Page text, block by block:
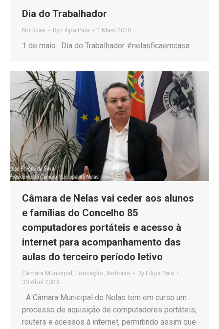
Dia do Trabalhador
Notícias By Filipa Pais 1 Maio 2020
1 de maio . Dia do Trabalhador #nelasficaemcasa
Câmara de Nelas vai ceder aos alunos
e famílias do Concelho 85
computadores portáteis e acesso à
internet para acompanhamento das
aulas do terceiro período letivo
Câmara Municipal Educação Notícias By Filipa Pais
30 Abril 2020
A Câmara Municipal de Nelas tem em curso um
processo de aquisição de computadores portáteis,
routers e acessos à internet, permitindo assim que